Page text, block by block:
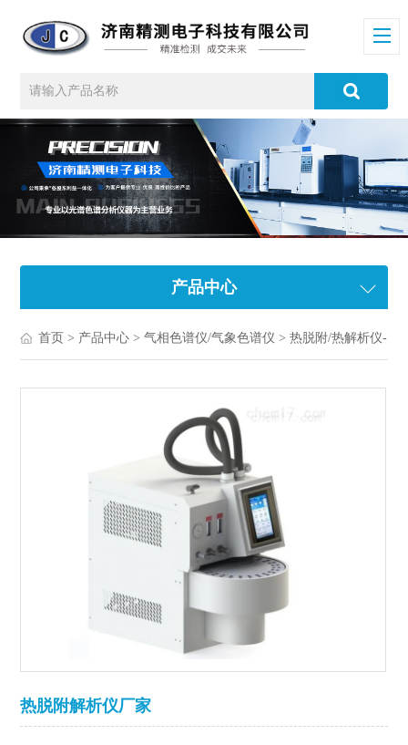
产品中心
首页 > 产品中心 >气相色谱仪/气象色谱仪 >热脱附/热解析仪-热裂解仪
热脱附解析仪厂家